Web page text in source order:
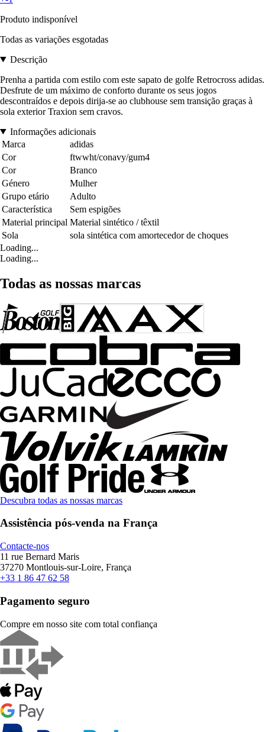
Produto indisponível
Todas as variações esgotadas
Descrição
Prenha a partida com estilo com este sapato de golfe Retrocross adidas.
Desfrute de um máximo de conforto durante os seus jogos
descontraídos e depois dirija-se ao clubhouse sem transição graças à
sola exterior Traxion sem cravos.
Informações adicionais
Marca
adidas
Cor
ftwwht/conavy/gum4
Cor
Branco
Género
Mulher
Grupo etário
Adulto
Característica
Sem espigões
Material principal Material sintético / têxtil
Sola
sola sintética com amortecedor de choques
Loading...
Loading...
Todas as nossas marcas
Descubra todas as nossas marcas
Assistência pós-venda na França
Contacte-nos
11 rue Bernard Maris
37270 Montlouis-sur-Loire, França
+33 1 86 47 62 58
Pagamento seguro
Compre em nosso site com total confiança